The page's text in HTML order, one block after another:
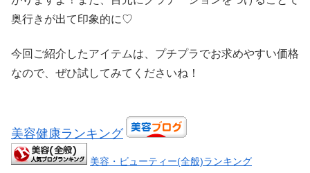
奥行きが出て印象的に♡
今回ご紹介したアイテムは、プチプラでお求めやすい価格
なので、ぜひ試してみてくださいね！
美容健康ランキング
美容・ビューティー(全般)ランキング